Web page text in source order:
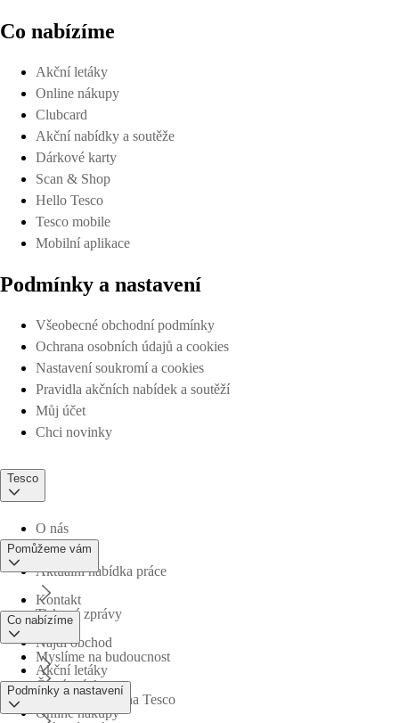
Co nabízíme
Akční letáky
Online nákupy
Clubcard
Akční nabídky a soutěže
Dárkové karty
Scan & Shop
Hello Tesco
Tesco mobile
Mobilní aplikace
Podmínky a nastavení
Všeobecné obchodní podmínky
Ochrana osobních údajů a cookies
Nastavení soukromí a cookies
Pravidla akčních nabídek a soutěží
Můj účet
Chci novinky
Tesco
O nás
Aktuální nabídka práce
Tiskové zprávy
Myslíme na budoucnost
Obchodní skupina Tesco
Pomůžeme vám
Kontakt
Najdi obchod
Časté otázky
Co nabízíme
Akční letáky
Online nákupy
Podmínky a nastavení